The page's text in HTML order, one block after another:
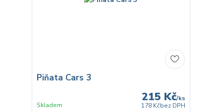
Piňata Cars 3
215 Kč/ks
178 Kčbez DPH
Skladem